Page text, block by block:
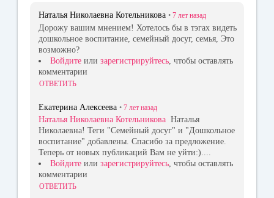
Наталья Николаевна Котельникова • 7 лет назад
Дорожу вашим мнением! Хотелось бы в тэгах видеть
дошкольное воспитание, семейный досуг, семья, Это
возможно?
Войдите или зарегистрируйтесь , чтобы оставлять
комментарии
ОТВЕТИТЬ
Екатерина Алексеева • 7 лет назад
Наталья Николаевна Котельникова Наталья
Николаевна! Теги "Семейный досуг" и "Дошкольное
воспитание" добавлены. Спасибо за предложение.
Теперь от новых публикаций Вам не уйти:)....
Войдите или зарегистрируйтесь, чтобы оставлять
комментарии
ОТВЕТИТЬ